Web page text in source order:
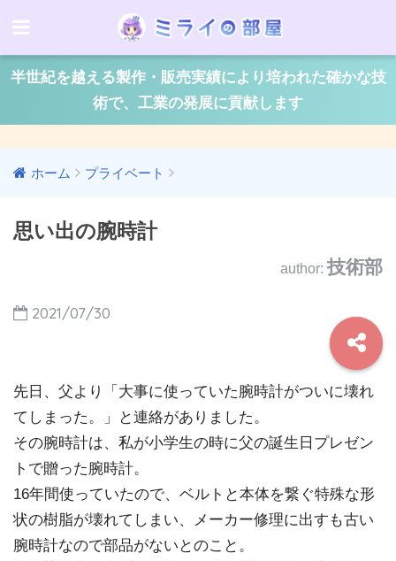
半世紀を越える製作・販売実績により培われた確かな技
術で、工業の発展に貢献します
ホーム プライベート
思い出の腕時計
author: 技術部
2021/07/30
先日、父より「大事に使っていた腕時計がついに壊れ
てしまった。」と連絡がありました。
その腕時計は、私が小学生の時に父の誕生日プレゼン
トで贈った腕時計。
16年間使っていたので、ベルトと本体を繋ぐ特殊な形
状の樹脂が壊れてしまい、メーカー修理に出すも古い
腕時計なので部品がないとのこと。